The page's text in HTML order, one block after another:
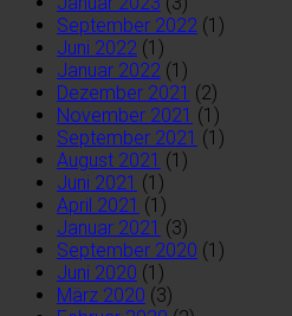
September 2022 (1)
Juni 2022 (1)
Januar 2022 (1)
Dezember 2021 (2)
November 2021 (1)
September 2021 (1)
August 2021 (1)
Juni 2021 (1)
April 2021 (1)
Januar 2021 (3)
September 2020 (1)
Juni 2020 (1)
März 2020 (3)